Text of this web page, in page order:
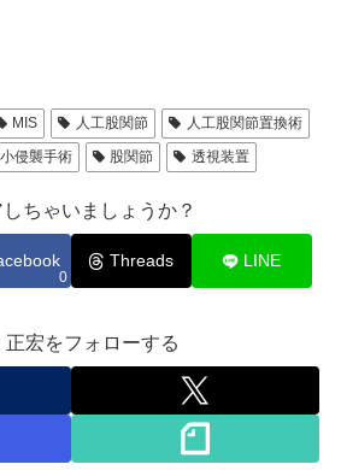
MIS 人工股関節
人工股関節置換術
侵襲手術 股関節 透視装置
しちゃいましょうか？
0
Threads LINE
正宏をフォローする